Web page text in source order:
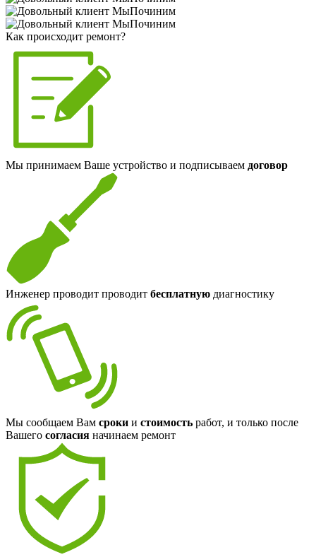
Как происходит ремонт?
Мы принимаем Ваше устройство и подписываем договор
Инженер проводит проводит бесплатную диагностику
Мы сообщаем Вам сроки и стоимость работ, и только после
Вашего согласия начинаем ремонт